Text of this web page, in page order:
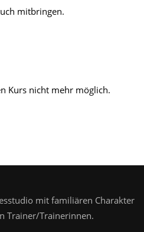
mitbringen.
Kurs nicht mehr möglich.
mit familiären Charakter
Trainer/Trainerinnen.